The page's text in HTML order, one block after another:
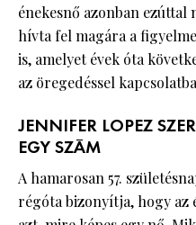
énekesnő azonban ezúttal
hívta fel magára a
is, amelyet évek óta
az öregedéssel
JENNIFER LOPEZ
EGY SZÁM
A hamarosan 57.
régóta bizonyítja, hogy az